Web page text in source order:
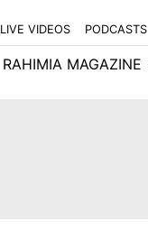
LIVE VIDEOS PODCASTS
RAHIMIA MAGAZINE